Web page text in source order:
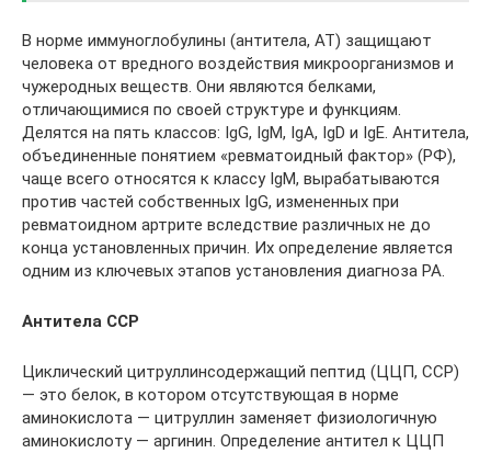
В норме иммуноглобулины (антитела, АТ) защищают
человека от вредного воздействия микроорганизмов и
чужеродных веществ. Они являются белками,
отличающимися по своей структуре и функциям.
Делятся на пять классов: IgG, IgM, IgA, IgD и IgE. Антитела,
объединенные понятием «ревматоидный фактор» (РФ),
чаще всего относятся к классу IgM, вырабатываются
против частей собственных IgG, измененных при
ревматоидном артрите вследствие различных не до
конца установленных причин. Их определение является
одним из ключевых этапов установления диагноза РА.
Антитела ССР
Циклический цитруллинсодержащий пептид (ЦЦП, ССР)
— это белок, в котором отсутствующая в норме
аминокислота — цитруллин заменяет физиологичную
аминокислоту — аргинин. Определение антител к ЦЦП